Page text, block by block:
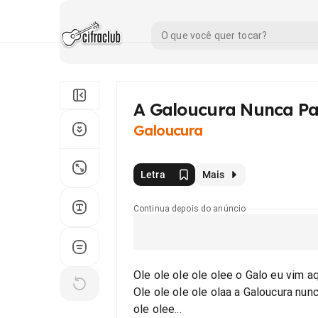
A Galoucura Nunca
Galoucura
Letra Mais
Continua depois do anúncio
Ole ole ole ole olee o Galo eu vim
Ole ole ole ole olaa a Galoucura
ole olee...